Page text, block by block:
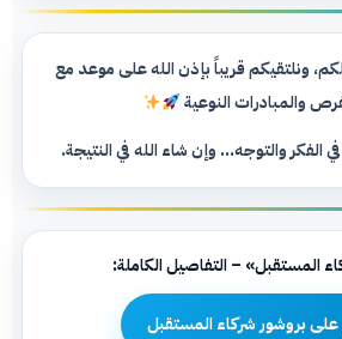
ونلتقيكم قريباً بإذن الله على موعد مع
والمبادرات النوعية
الفكر والتوجه... وإن شاء الله في النتيجة.
المستقبل» – التفاصيل الكاملة:
على بروشور شركاء المستقبل